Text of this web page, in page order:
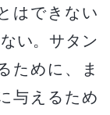
はできない
い。サタン
ために、ま
与えるため